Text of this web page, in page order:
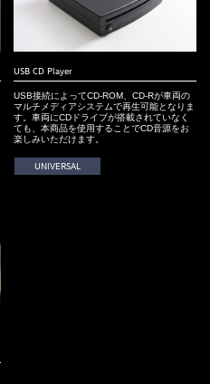
USB CD Player
USB接続によってCD-ROM、CD-Rが車両の
マルチメディアシステムで再生可能となりま
す。車両にCDドライブが搭載されていなく
ても、本商品を使用することでCD音源をお
楽しみいただけます。
UNIVERSAL